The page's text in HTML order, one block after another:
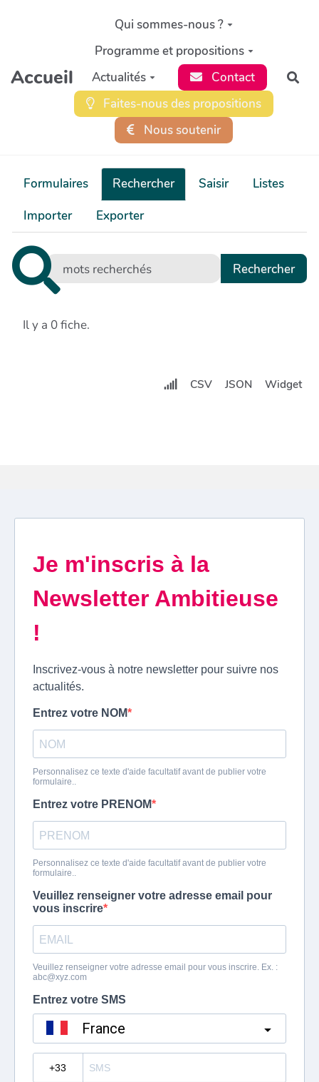
Aller au contenu principal
Accueil
Qui sommes-nous ?
Programme et propositions
Actualités
Contact
Faites-nous des propositions
Nous soutenir
Formulaires Rechercher Saisir
Listes
Importer
Exporter
Il y a 0 fiche.
CSV JSON Widget